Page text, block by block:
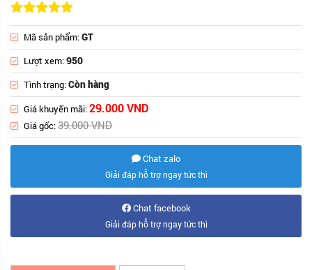
Mã sản phẩm:GT
Lượt xem:950
Tình trạng:Còn hàng
Giá khuyến mãi:29.000 VND
Giá gốc:39.000 VND
Chat zalo
Giải đáp hỗ trợ ngay tức thì
Chat facebook
Giải đáp hỗ trợ ngay tức thì